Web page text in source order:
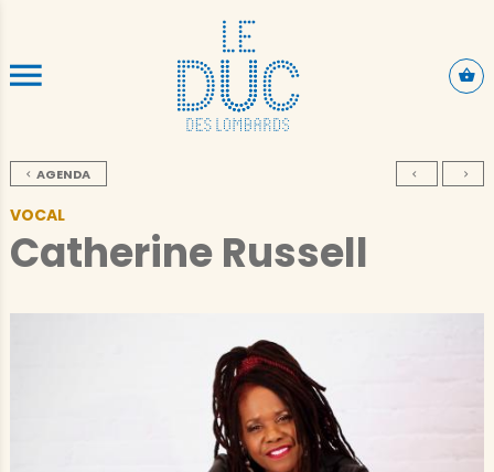
ALLER AU CONTENU PRINCIPAL
AGENDA
VOCAL
Catherine Russell